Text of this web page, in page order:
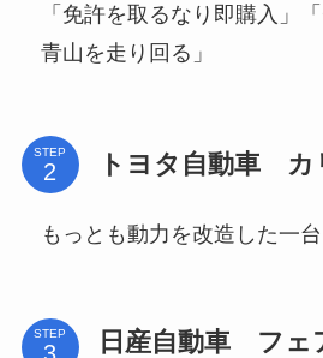
「免許を取るなり即購入」
青山を走り回る」
STEP トヨタ自動車
もっとも動力を改造した一台
STEP
日産自動車 フ